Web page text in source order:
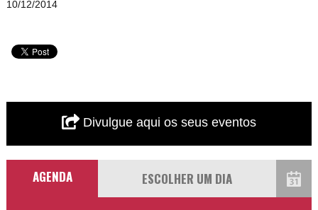
10/12/2014
Divulgue aqui os seus eventos
AGENDA